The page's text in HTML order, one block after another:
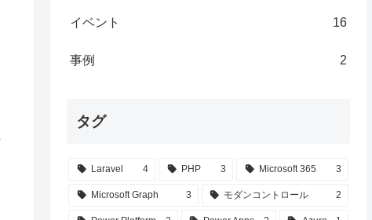
イベント 16
事例 2
タグ
Laravel 4 PHP 3 Microsoft 365 3
Microsoft Graph 3 モダンコントロール 2